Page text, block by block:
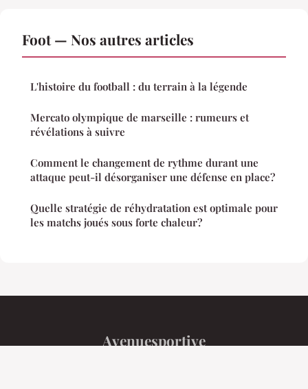
Foot — Nos autres articles
L'histoire du football : du terrain à la légende
Mercato olympique de marseille : rumeurs et
révélations à suivre
Comment le changement de rythme durant une
attaque peut-il désorganiser une défense en place?
Quelle stratégie de réhydratation est optimale pour
les matchs joués sous forte chaleur?
Avenuesportive